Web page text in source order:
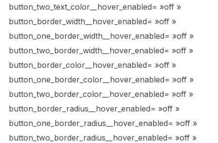
button_two_text_color__hover_enabled= »off »
button_border_width__hover_enabled= »off »
button_one_border_width__hover_enabled= »off »
button_two_border_width__hover_enabled= »off »
button_border_color__hover_enabled= »off »
button_one_border_color__hover_enabled= »off »
button_two_border_color__hover_enabled= »off »
button_border_radius__hover_enabled= »off »
button_one_border_radius__hover_enabled= »off »
button_two_border_radius__hover_enabled= »off »